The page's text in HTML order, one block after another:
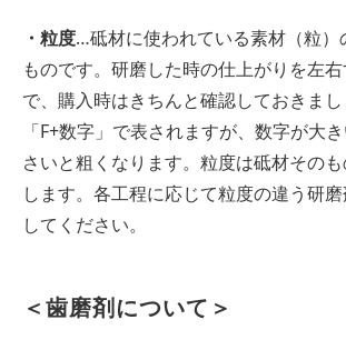
・粒度…砥材に使われている素材（粒）
ものです。研磨した時の仕上がりを左
で、購入時はきちんと確認しておきま
「F+数字」で表されますが、数字が大
さいと粗くなります。粒度は砥材その
します。各工程に応じて粒度の違う研
してください。
＜歯磨剤について＞